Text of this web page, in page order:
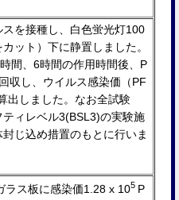
を接種し、白色蛍光灯100
ット）下に静置しました。
間、6時間の作⽤時間後、P
収し、ウイルス感染価（PF
出しました。なお全試験
ィレベル3(BSL3)の実験施
じ込め措置のもとに⾏いま
ラス板に感染価1.28 x 105 P